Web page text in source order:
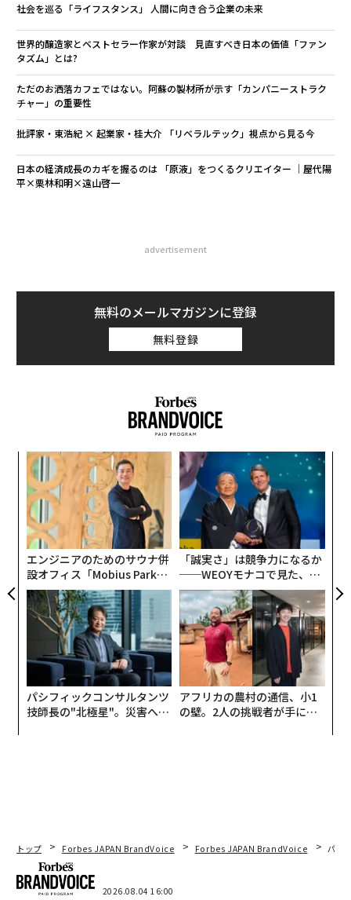
社会を巡る「ライフスタンス」 人間に向き合う企業の未来
世界的醸造家とベストセラー作家が対談 見直すべき日本の価値「ファン
タズム」とは?
ただのお洒落カフェではない。阿蘇の製材所が示す「カンパニーストラク
チャー」の重要性
批評家・東浩紀 × 起業家・桂大介 「リベラルテック」視点から見る今
日本の経済成長のカギを握るのは 「原液」をつくるクリエイター │屋代陽
平×栗林和明×遠山啓一
advertisement
無料のメールマガジンに登録
無料登録
エンジニアのためのサウナ併
設オフィス「Mobius Park」
がオープン──タマディック
が健康経営を徹底する理由
「誠実さ」は競争力になるか
──WEOYモナコで見た、く
ら寿司の経営哲学
パシフィックコンサルタンツ
技師長の"北極星"。災害への
アフリカの農村の通信、小1
の壁。2人の挑戦者が手にし
トップ Forbes JAPAN BrandVoice Forbes JAPAN BrandVoice パシ
2026.08.04 16:00